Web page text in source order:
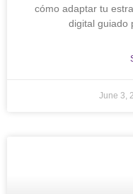
cómo adaptar tu
digital guiado
June 3,